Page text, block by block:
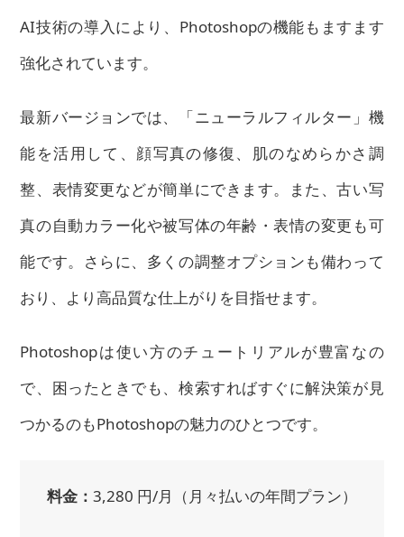
AI技術の導入により、Photoshopの機能もますます
強化されています。
最新バージョンでは、「ニューラルフィルター」機
能を活用して、顔写真の修復、肌のなめらかさ調
整、表情変更などが簡単にできます。また、古い写
真の自動カラー化や被写体の年齢・表情の変更も可
能です。さらに、多くの調整オプションも備わって
おり、より高品質な仕上がりを目指せます。
Photoshopは使い方のチュートリアルが豊富なの
で、困ったときでも、検索すればすぐに解決策が見
つかるのもPhotoshopの魅力のひとつです。
料金：3,280 円/月（月々払いの年間プラン）